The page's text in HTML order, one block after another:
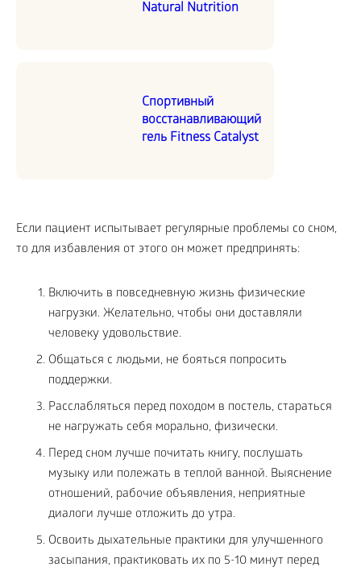
Natural Nutrition
Спортивный
восстанавливающий
гель Fitness Catalyst
Если пациент испытывает регулярные проблемы со сном,
то для избавления от этого он может предпринять:
Включить в повседневную жизнь физические
нагрузки. Желательно, чтобы они доставляли
человеку удовольствие.
Общаться с людьми, не бояться попросить
поддержки.
Расслабляться перед походом в постель, стараться
не нагружать себя морально, физически.
Перед сном лучше почитать книгу, послушать
музыку или полежать в теплой ванной. Выяснение
отношений, рабочие объявления, неприятные
диалоги лучше отложить до утра.
Освоить дыхательные практики для улучшенного
засыпания, практиковать их по 5-10 минут перед